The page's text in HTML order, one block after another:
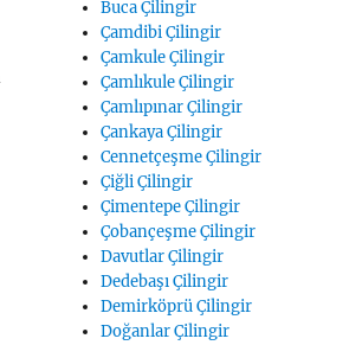
Buca Çilingir
Çamdibi Çilingir
Çamkule Çilingir
Çamlıkule Çilingir
Çamlıpınar Çilingir
Çankaya Çilingir
Cennetçeşme Çilingir
Çiğli Çilingir
Çimentepe Çilingir
Çobançeşme Çilingir
Davutlar Çilingir
Dedebaşı Çilingir
Demirköprü Çilingir
Doğanlar Çilingir